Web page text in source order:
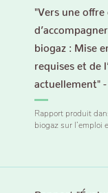
"Vers une
biogaz : Mise
requises et de
actuellement"
Rapport produit
biogaz sur l’emploi